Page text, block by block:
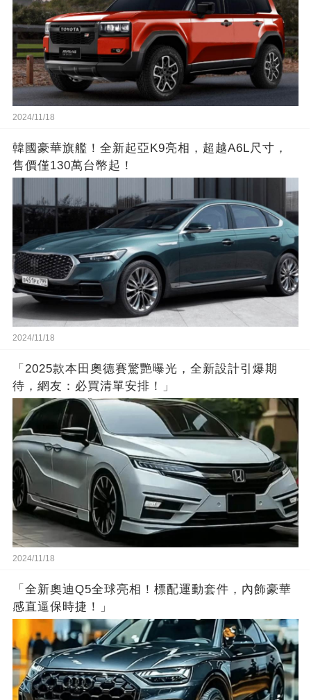
2024/11/18
韓國豪華旗艦！全新起亞K9亮相，超越A6L尺寸，
售價僅130萬台幣起！
2024/11/18
「2025款本田奧德賽驚艷曝光，全新設計引爆期
待，網友：必買清單安排！」
2024/11/18
「全新奧迪Q5全球亮相！標配運動套件，內飾豪華
感直逼保時捷！」